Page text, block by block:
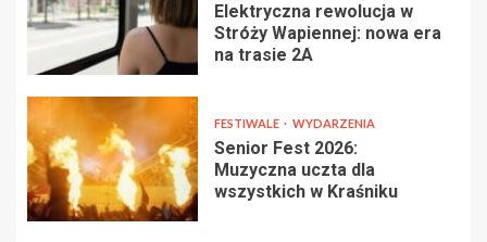
Elektryczna rewolucja w
Stróży Wapiennej: nowa era
na trasie 2A
FESTIWALE WYDARZENIA
Senior Fest 2026:
Muzyczna uczta dla
wszystkich w Kraśniku